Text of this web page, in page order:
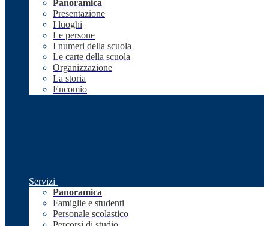
Panoramica
Presentazione
I luoghi
Le persone
I numeri della scuola
Le carte della scuola
Organizzazione
La storia
Encomio
Servizi
Panoramica
Famiglie e studenti
Personale scolastico